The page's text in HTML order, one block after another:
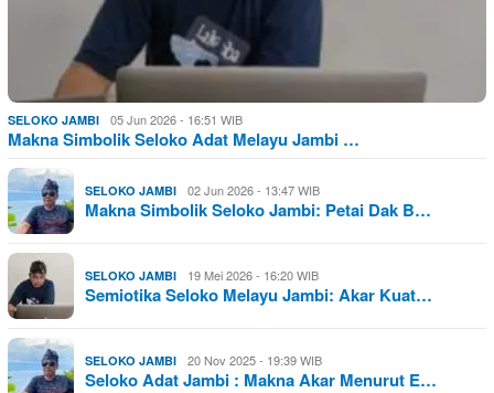
SELOKO JAMBI 05 Jun 2026 - 16:51 WIB
Makna Simbolik Seloko Adat Melayu Jambi …
SELOKO JAMBI 02 Jun 2026 - 13:47 WIB
Makna Simbolik Seloko Jambi: Petai Dak B…
SELOKO JAMBI 19 Mei 2026 - 16:20 WIB
Semiotika Seloko Melayu Jambi: Akar Kuat…
SELOKO JAMBI 20 Nov 2025 - 19:39 WIB
Seloko Adat Jambi : Makna Akar Menurut E…